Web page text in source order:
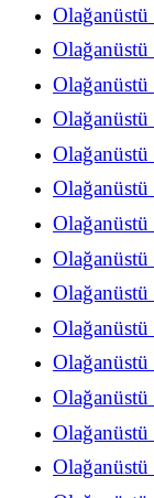
refah
refah
refah
refah
refah
refah
refah
refah
refah
refah
refah
refah
refah
refah